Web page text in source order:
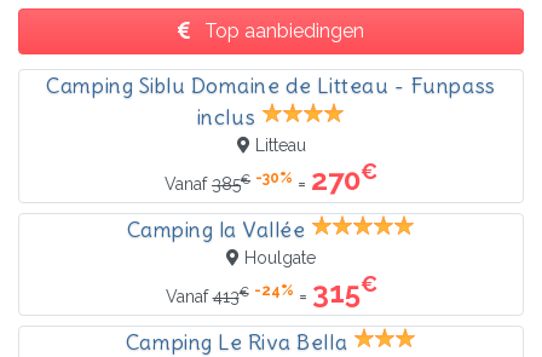
Top aanbiedingen
Camping Siblu Domaine de Litteau - Funpass
inclus
Litteau
Vanaf385€ -30% = 270€
Camping la Vallée
Houlgate
Vanaf413€ -24% = 315€
Camping Le Riva Bella